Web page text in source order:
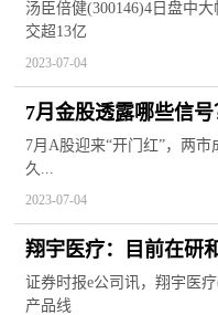
30%-50% 全球观焦点
汤臣倍健(300146)4日盘中
交超13亿
2023-07-04
7月金股透露哪些信
推荐！ 热推荐
7月A股迎来“开门红”，两
久...
2023-07-04
翔宇医疗：目前在研
个左右-世界焦点
证券时报e公司讯，翔宇医
产品线